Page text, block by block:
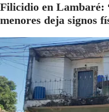
Filicidio en Lambaré:
menores deja signos